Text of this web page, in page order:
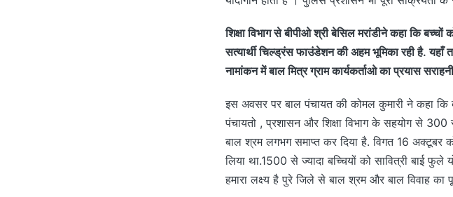
शिक्षा विभाग से बीपीओ श्री बेसिल मरांडीने कहा कि
सत्यार्थी चिल्ड्रंस फाउंडेशन की अहम भूमिका रही है. यहाँ
नामांकन में बाल मित्र ग्राम कार्यकर्ताओ का प्रयास
इस अवसर पर बाल पंचायत की कोमल कुमारी ने कहा कि
पंचायतो , प्रशासन और शिक्षा विभाग के सहयोग से
बाल श्रम लगभग समाप्त कर दिया है. विगत 16
लिया था.1500 से ज्यादा बच्चियों को सावित्री बाई
हमारा लक्ष्य है पुरे जिले से बाल श्रम और बाल विवाह का